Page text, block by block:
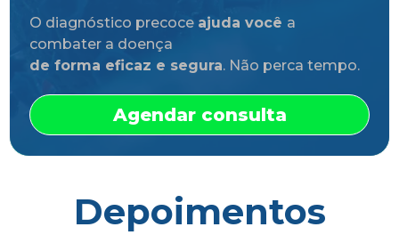
O diagnóstico precoce ajuda você a
combater a doença
de forma eficaz e segura. Não perca tempo.
Agendar consulta
Depoimentos